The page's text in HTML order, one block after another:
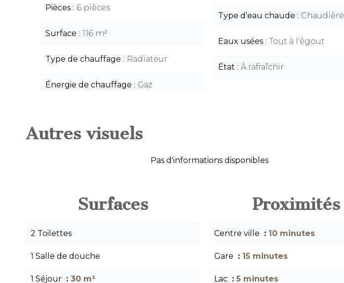
Pièces 6 pièces
Surface 116 m²
Type de chauffage Radiateur
Énergie de chauffage Gaz
Type d'eau chaude Chaudière
Eaux usées Tout à l'égout
État À rafraîchir
Autres visuels
Pas d'informations disponibles
Surfaces
2 Toilettes
1 Salle de douche
1 Séjour 30 m²
Proximités
Centre ville 10 minutes
Gare 15 minutes
Lac 5 minutes